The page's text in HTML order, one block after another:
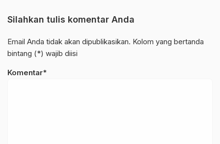
Silahkan tulis komentar Anda
Email Anda tidak akan dipublikasikan. Kolom yang bertanda
bintang (*) wajib diisi
Komentar*